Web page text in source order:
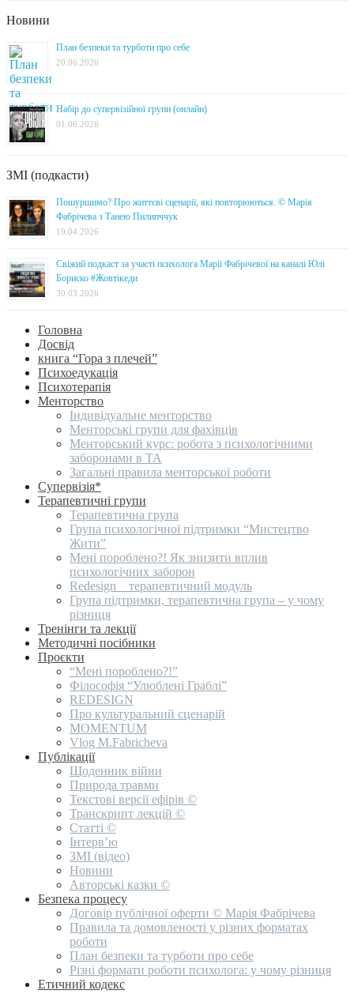
Новини
План безпеки та турботи про себе
20.06.2026
Набір до супервізійної групи (онлайн)
01.06.2026
ЗМІ (подкасти)
Пошуршимо? Про життєві сценарії, які повторюються. © Марія
Фабрічева з Танею Пилипччук
19.04.2026
Свіжий подкаст за участі психолога Марії Фабрічевої на каналі Юлі
Бориско #Жовтікеди
30.03.2026
Головна
Досвід
книга “Гора з плечей”
Психоедукація
Психотерапія
Менторство
Індивідуальне менторство
Менторські групи для фахівців
Менторський курс: робота з психологічними
заборонами в ТА
Загальні правила менторської роботи
Супервізія*
Терапевтичні групи
Терапевтична група
Група психологічної підтримки “Мистецтво
Жити”
Мені пороблено?! Як знизити вплив
психологічних заборон
Redesign _ терапевтичний модуль
Група підтримки, терапевтична група – у чому
різниця
Тренінги та лекції
Методичні посібники
Проєкти
“Мені пороблено?!”
Філософія “Улюблені Граблі”
REDESIGN
Про культуральний сценарій
MOMENTUM
Vlog M.Fabricheva
Публікації
Щоденник війни
Природа травми
Текстові версії ефірів ©
Транскрипт лекцій ©
Статті ©
Інтерв’ю
ЗМІ (відео)
Новини
Авторські казки ©
Безпека процесу
Договір публічної оферти © Марія Фабрічева
Правила та домовленості у різних форматах
роботи
План безпеки та турботи про себе
Різні формати роботи психолога: у чому різниця
Етичний кодекс